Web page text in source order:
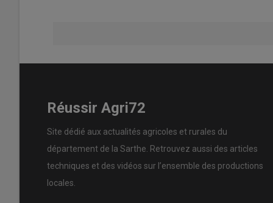
Réussir Agri72
Site dédié aux actualités agricoles et rurales du
département de la Sarthe. Retrouvez aussi des articles
techniques et des vidéos sur l’ensemble des productions
locales.